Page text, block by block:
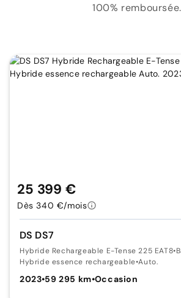
100% remboursée.
DS DS7
Hybride Rechargeable E-Tense 225 EAT8•
Hybride essence rechargeable•Auto.
2023•59 295 km•Occasion
25 399 €
Dès 340 €/mois